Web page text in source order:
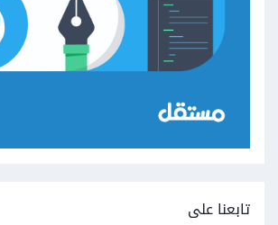
تابعنا على